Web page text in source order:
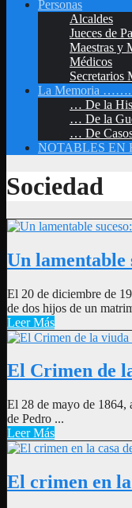
Personas
Alcaldes
Jueces de
Maestras y
Médicos
Secretarios
La Memoria
… De la
… De la
… De
NOTABLES EN
Sociedad
Un lamentable
El 20 de diciembre de
de dos hijos de un
Leer Más
El Crimen de
El 28 de mayo de 1864,
de Pedro ...
Leer Más
El crimen en